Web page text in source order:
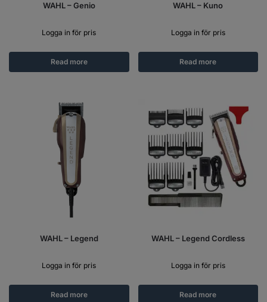
WAHL – Genio
Logga in för pris
Read more
WAHL – Kuno
Logga in för pris
Read more
WAHL – Legend
Logga in för pris
Read more
WAHL – Legend Cordless
Logga in för pris
Read more